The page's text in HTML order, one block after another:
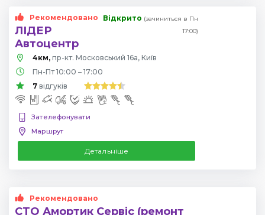
Рекомендовано
ЛІДЕР
Автоцентр
Відкрито (зачиниться в Пн
17:00)
4км, пр-кт. Московський 16а, Київ
Пн-Пт 10:00 – 17:00
7 відгуків
Зателефонувати
Маршрут
Детальніше
Рекомендовано
СТО Амортик Сервіс (ремонт